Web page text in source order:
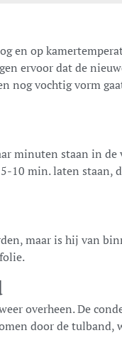
en op
ervoor dat de
nog vochtig vorm
minuten staan in de
10 min. laten staan,
maar is hij van
overheen. De
door de tulband,